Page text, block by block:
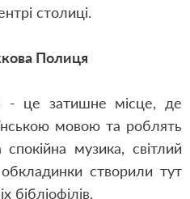
столиці.
Полиця
це затишне місце, де
мовою та роблять
музика, світлий
обкладинки створили тут
бібліофілів.